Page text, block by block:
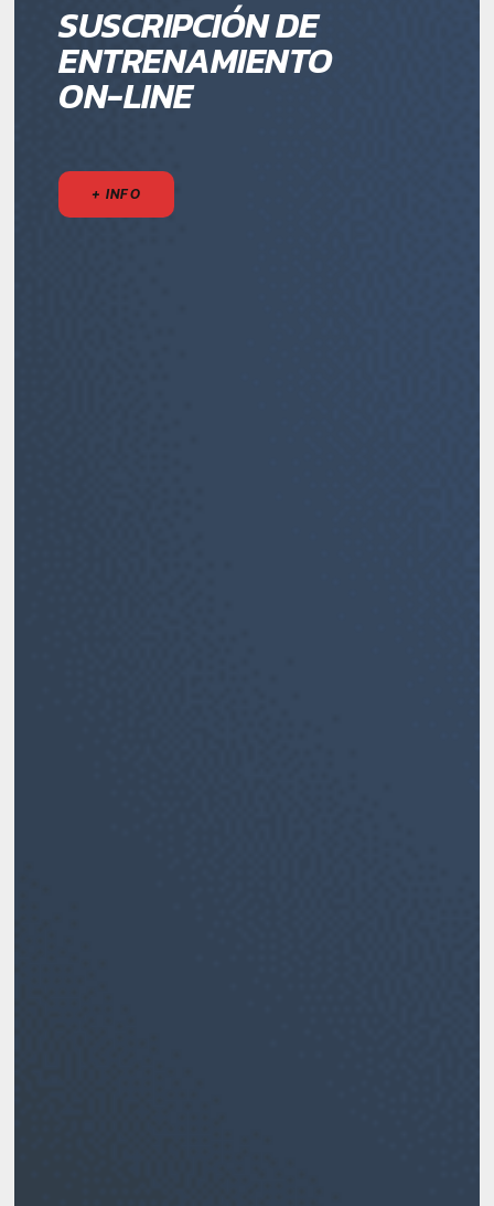
SUSCRIPCIÓN DE
ENTRENAMIENTO
ON-LINE
+ INFO